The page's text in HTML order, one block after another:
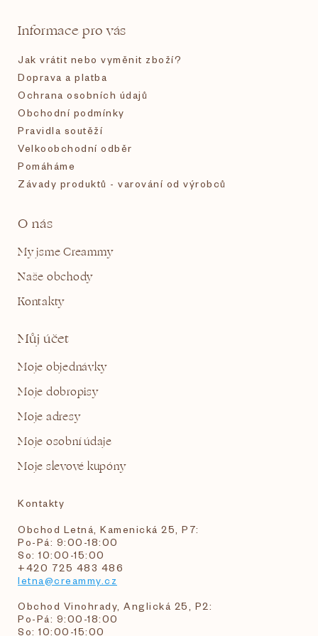
Informace pro vás
Jak vrátit nebo vyměnit zboží?
Doprava a platba
Ochrana osobních údajů
Obchodní podmínky
Pravidla soutěží
Velkoobchodní odběr
Pomáháme
Závady produktů - varování od výrobců
O nás
My jsme Creammy
Naše obchody
Kontakty
Můj účet
Moje objednávky
Moje dobropisy
Moje adresy
Moje osobní údaje
Moje slevové kupóny
Kontakty
Obchod Letná, Kamenická 25, P7:
Po-Pá: 9:00-18:00
So: 10:00-15:00
+420 725 483 486
letna@creammy.cz
Obchod Vinohrady, Anglická 25, P2:
Po-Pá: 9:00-18:00
So: 10:00-15:00